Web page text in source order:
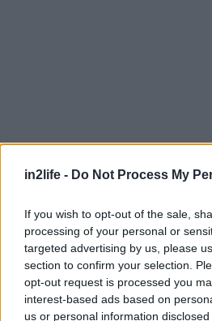
in2life - Do Not Process My
If you wish to opt-out of the sale,
processing of your personal or
targeted advertising by us, please
section to confirm your selection.
opt-out request is processed you
interest-based ads based on
us or personal information